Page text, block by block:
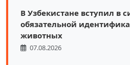
В Узбекистане вступил в
обязательной
животных
07.08.2026